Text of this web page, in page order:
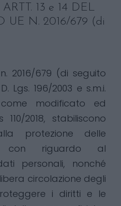
13 e 14 DEL
UE N. 2016/679 (di
2016/679 (di seguito
Lgs. 196/2003 e s.m.i.
modificato ed
2018, stabiliscono
protezione delle
con riguardo al
personali, nonché
circolazione degli
i diritti e le